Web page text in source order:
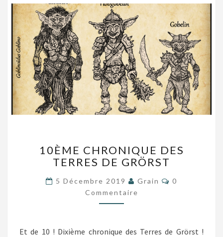
CHRONIQUE
DES
DE
GRÖRST
10ÈME CHRONIQUE DES
TERRES DE GRÖRST
5 Décembre 2019 Grain
0
Commentaire
Et de 10 ! Dixième chronique des Terres de Grörst !